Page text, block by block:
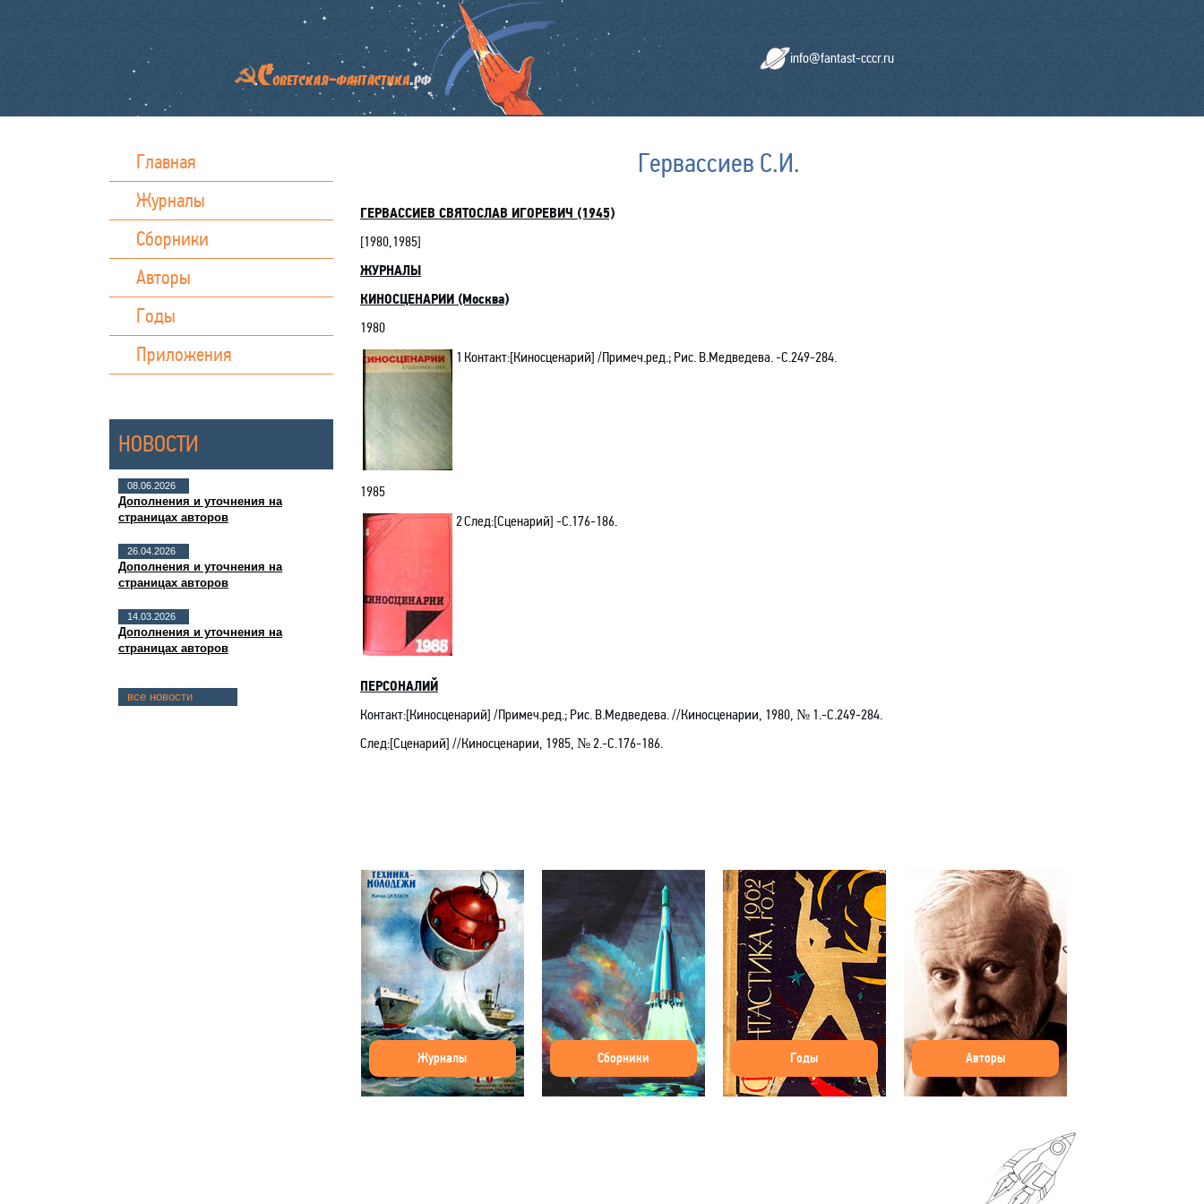
info@fantast-cccr.ru
Главная
Журналы
Сборники
Авторы
Годы
Приложения
НОВОСТИ
08.06.2026
Дополнения и уточнения на
страницах авторов
26.04.2026
Дополнения и уточнения на
страницах авторов
14.03.2026
Дополнения и уточнения на
страницах авторов
все новости
Гервассиев С.И.
ГЕРВАССИЕВ СВЯТОСЛАВ ИГОРЕВИЧ (1945)
[1980,1985]
ЖУРНАЛЫ
КИНОСЦЕНАРИИ (Москва)
1980
1 Контакт:[Киносценарий] /Примеч.ред.; Рис. В.Медведева. -С.249-284.
1985
2След:[Сценарий] -С.176-186.
ПЕРСОНАЛИЙ
Контакт:[Киносценарий] /Примеч.ред.; Рис. В.Медведева.//Киносценарии, 1980, № 1.-С.249-284.
След:[Сценарий] //Киносценарии, 1985, № 2.-С.176-186.
Журналы Сборники Годы Авторы